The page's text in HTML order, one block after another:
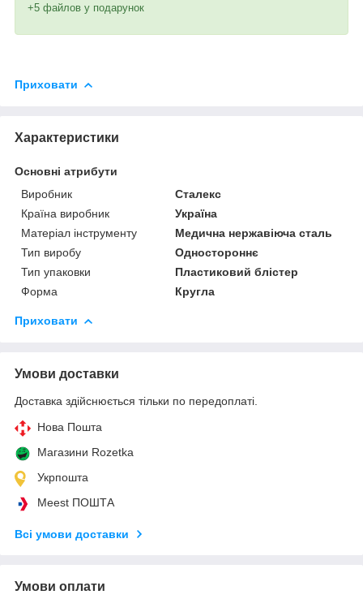
+5 файлов у подарунок
Приховати
Характеристики
Основні атрибути
Виробник
Сталекс
Країна виробник
Україна
Матеріал інструменту
Медична нержавіюча сталь
Тип виробу
Одностороннє
Тип упаковки
Пластиковий блістер
Форма
Кругла
Приховати
Умови доставки
Доставка здійснюється тільки по передоплаті.
Нова Пошта
Магазини Rozetka
Укрпошта
Meest ПОШТА
Всі умови доставки
Умови оплати